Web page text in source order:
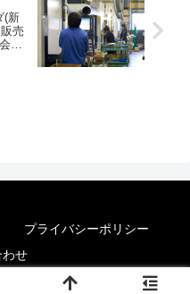
(新
売
を
プライバシーポリシー
わせ
Lounge.